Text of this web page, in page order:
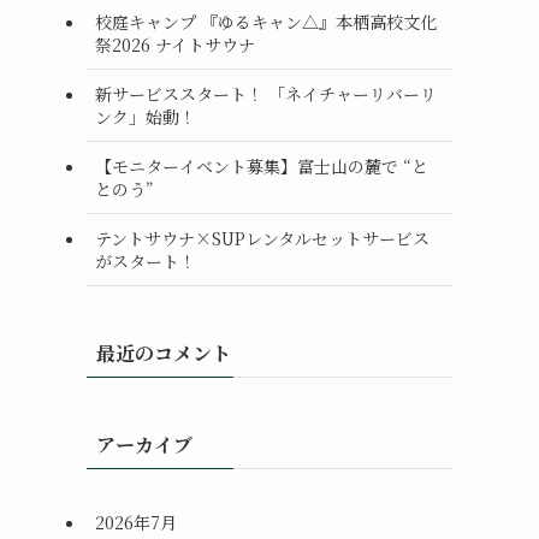
校庭キャンプ 『ゆるキャン△』本栖高校文化
祭2026 ナイトサウナ
新サービススタート！ 「ネイチャーリバーリ
ンク」始動！
【モニターイベント募集】富士山の麓で “と
とのう”
テントサウナ×SUPレンタルセットサービス
がスタート！
最近のコメント
アーカイブ
2026年7月